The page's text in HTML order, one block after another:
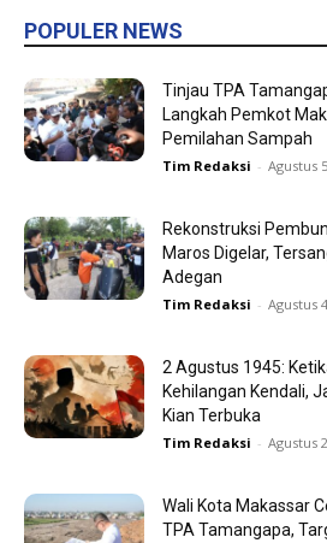
POPULER NEWS
Tinjau TPA
Langkah Pemkot
Pemilahan Sampah
Tim Redaksi - Agustus
Rekonstruksi
Maros Digelar,
Adegan
Tim Redaksi - Agustus
2 Agustus 1945:
Kehilangan Kendali,
Kian Terbuka
Tim Redaksi - Agustus
Wali Kota Makassar
TPA Tamangapa,